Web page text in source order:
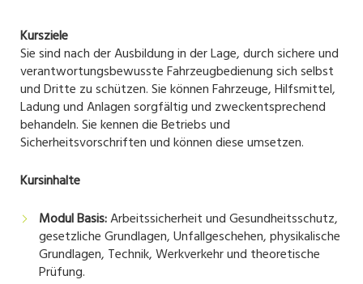
Kursziele
Sie sind nach der Ausbildung in der Lage, durch sichere und
verantwortungsbewusste Fahrzeugbedienung sich selbst
und Dritte zu schützen. Sie können Fahrzeuge, Hilfsmittel,
Ladung und Anlagen sorgfältig und zweckentsprechend
behandeln. Sie kennen die Betriebs und
Sicherheitsvorschriften und können diese umsetzen.
Kursinhalte
Modul Basis:Arbeitssicherheit und Gesundheitsschutz,
gesetzliche Grundlagen, Unfallgeschehen, physikalische
Grundlagen, Technik, Werkverkehr und theoretische
Prüfung.